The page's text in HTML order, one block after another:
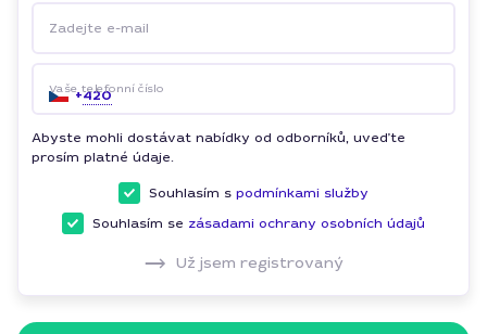
Zadejte e-mail
Vaše telefonní číslo
+420
Abyste mohli dostávat nabídky od odborníků, uveďte
prosím platné údaje.
Souhlasím s podmínkami služby
Souhlasím se zásadami ochrany osobních údajů
Už jsem registrovaný